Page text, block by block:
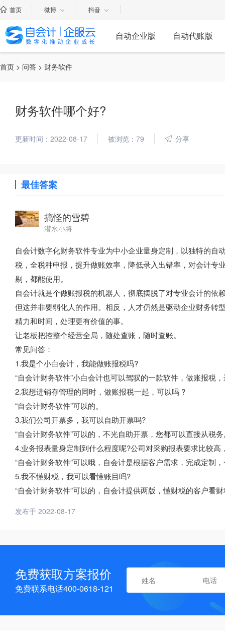
首页 微博 抖音
自动企业版 自动代账版
首页 > 问答 > 财务软件
财务软件哪个好?
更新时间：2022-08-17 被浏览：79 分享
最佳答案
搞怪的雪碧
潜水小将
自会计数字化财务软件专业为中小企业量身定制，以独特的
税，全税种申报，提升做账效率，降低录入出错率，对会计专
剔，都能使用。
自会计就是个做账报税的机器人，彻底摆脱了对专业会计的依
但这并非要弱化人的作用。相反，人才仍然是驱动企业财务
精力和时间，处理更有价值的事。
让老板把控整个经营全局，随处查账，随时查账。
常见问答：
1.我是个小白会计，我能做账报税吗?
“自会计财务软件”小白会计也可以驾驭的一款软件，做账报税
2.我想进销存管理的同时，做账报税一起，可以吗 ?
“自会计财务软件”可以的。
3.我们公司开票多，我可以自助开票吗?
“自会计财务软件”可以的，不光自助开票，您都可以直接从税
4.业务报表量身定制到什么程度呢?公司对采购报表要求比较高
“自会计财务软件”可以哦，自会计是根据客户需求，完成定制
5.我不懂财税，我可以看懂账目吗?
“自会计财务软件”可以的，自会计提供两版，懂财税的客户看
发布于 2022-08-17
免费获取方案报价
免费联系电话400-0618-121